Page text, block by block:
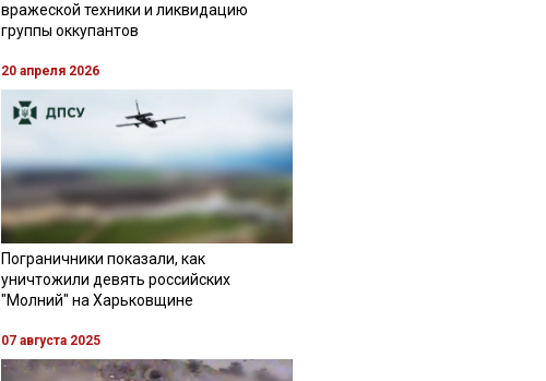
вражеской техники и ликвидацию
группы оккупантов
20 апреля 2026
Пограничники показали, как
уничтожили девять российских
"Молний" на Харьковщине
07 августа 2025